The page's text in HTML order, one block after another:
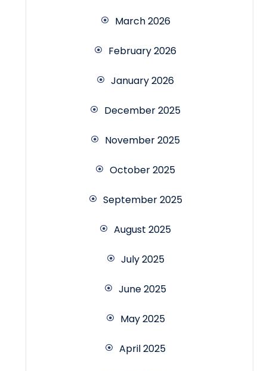
March 2026
February 2026
January 2026
December 2025
November 2025
October 2025
September 2025
August 2025
July 2025
June 2025
May 2025
April 2025